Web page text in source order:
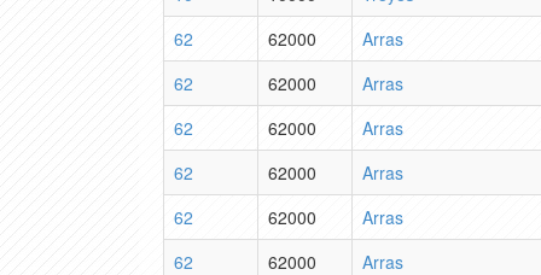
62
62000
Arras
62
62000
Arras
62
62000
Arras
62
62000
Arras
62
62000
Arras
62
62000
Arras